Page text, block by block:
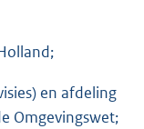
en afdeling
Omgevingswet;